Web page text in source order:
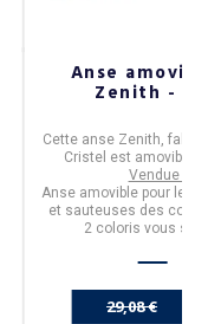
Anse
Zenith - 2
Cette anse Zenith,
Cristel est amovible
Vendue à
Anse amovible pour les
et sauteuses des
2 coloris vous
29,08 €